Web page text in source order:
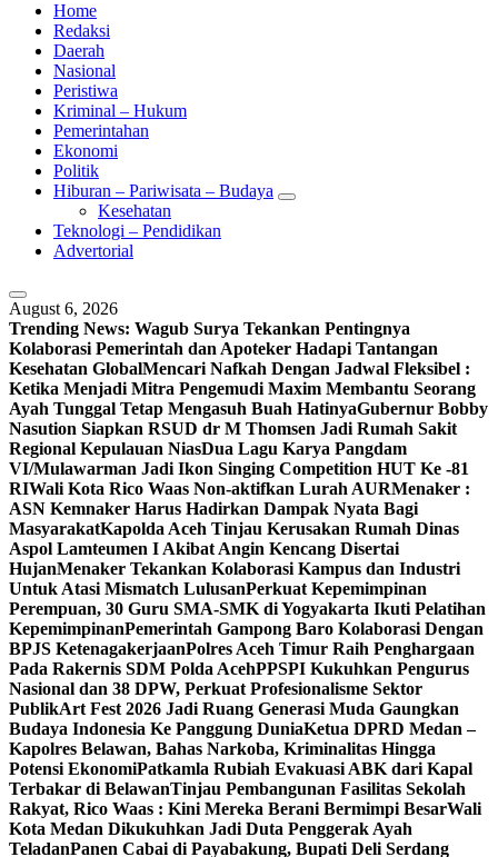
Home
Redaksi
Daerah
Nasional
Peristiwa
Kriminal – Hukum
Pemerintahan
Ekonomi
Politik
Hiburan – Pariwisata – Budaya
Kesehatan
Teknologi – Pendidikan
Advertorial
August 6, 2026
Trending News: Wagub Surya Tekankan Pentingnya
Kolaborasi Pemerintah dan Apoteker Hadapi Tantangan
Kesehatan GlobalMencari Nafkah Dengan Jadwal Fleksibel :
Ketika Menjadi Mitra Pengemudi Maxim Membantu Seorang
Ayah Tunggal Tetap Mengasuh Buah HatinyaGubernur Bobby
Nasution Siapkan RSUD dr M Thomsen Jadi Rumah Sakit
Regional Kepulauan NiasDua Lagu Karya Pangdam
VI/Mulawarman Jadi Ikon Singing Competition HUT Ke -81
RIWali Kota Rico Waas Non-aktifkan Lurah AURMenaker :
ASN Kemnaker Harus Hadirkan Dampak Nyata Bagi
MasyarakatKapolda Aceh Tinjau Kerusakan Rumah Dinas
Aspol Lamteumen I Akibat Angin Kencang Disertai
HujanMenaker Tekankan Kolaborasi Kampus dan Industri
Untuk Atasi Mismatch LulusanPerkuat Kepemimpinan
Perempuan, 30 Guru SMA-SMK di Yogyakarta Ikuti Pelatihan
KepemimpinanPemerintah Gampong Baro Kolaborasi Dengan
BPJS KetenagakerjaanPolres Aceh Timur Raih Penghargaan
Pada Rakernis SDM Polda AcehPPSPI Kukuhkan Pengurus
Nasional dan 38 DPW, Perkuat Profesionalisme Sektor
PublikArt Fest 2026 Jadi Ruang Generasi Muda Gaungkan
Budaya Indonesia Ke Panggung DuniaKetua DPRD Medan –
Kapolres Belawan, Bahas Narkoba, Kriminalitas Hingga
Potensi EkonomiPatkamla Rubiah Evakuasi ABK dari Kapal
Terbakar di BelawanTinjau Pembangunan Fasilitas Sekolah
Rakyat, Rico Waas : Kini Mereka Berani Bermimpi BesarWali
Kota Medan Dikukuhkan Jadi Duta Penggerak Ayah
TeladanPanen Cabai di Payabakung, Bupati Deli Serdang